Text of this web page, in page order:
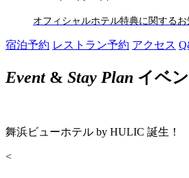
オフィシャルホテル特典に関する
宿泊予約 レストラン予約 アクセス
Event& Stay Plan イベ
舞浜ビューホテル by HULIC 誕生！
<